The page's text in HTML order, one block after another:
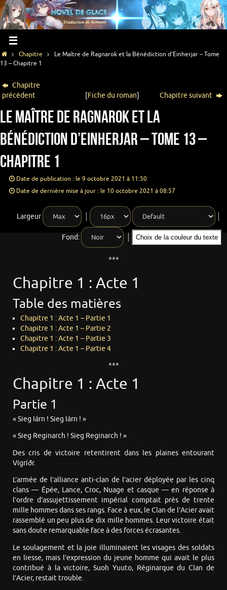
Chapitre
Le Maître de Ragnarok et la Bénédiction d’Einherjar – Tome
13 – Chapitre 1
Chapitre
précédent
[Fiche du roman] Chapitre suivant
Le Maître de Ragnarok et la
Bénédiction d’Einherjar – Tome 13 –
Chapitre 1
Date de publication : le 9 octobre 2021 à 11:50
Date de dernière mise à jour : le 10 octobre 2021 à 08:57
Largeur
Fond: Choix de la couleur du texte
***
Chapitre 1 : Acte 1
Table des matières
Chapitre 1 : Acte 1 – Partie 1
Chapitre 1 : Acte 1 – Partie 2
Chapitre 1 : Acte 1 – Partie 3
Chapitre 1 : Acte 1 – Partie 4
***
Chapitre 1 : Acte 1
Partie 1
« Sieg Iárn ! Sieg Iárn ! »
« Sieg Reginarch ! Sieg Reginarch ! »
Des cris de victoire retentirent dans les plaines entourant
Vígríðr.
L’armée de l’alliance anti-clan de l’acier déployée par les cinq
clans — Épée, Lance, Croc, Nuage et casque — en réponse à
l’ordre d’assujettissement impérial comptait près de trente
mille hommes dans ses rangs. Face à eux, le Clan de l’Acier avait
rassemblé un peu plus de dix mille hommes. Leur victoire était
sans doute remarquable face à des forces écrasantes.
Le soulagement et la joie illuminaient les visages des soldats
en liesse, mais l’expression du jeune homme qui avait le plus
contribué à la victoire, Suoh Yuuto, Réginarque du Clan de
l’Acier, restait trouble.